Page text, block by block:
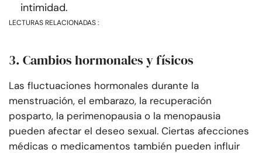
intimidad.
LECTURAS RELACIONADAS :
3. Cambios hormonales y físicos
Las fluctuaciones hormonales durante la
menstruación, el embarazo, la recuperación
posparto, la perimenopausia o la menopausia
pueden afectar el deseo sexual. Ciertas afecciones
médicas o medicamentos también pueden influir